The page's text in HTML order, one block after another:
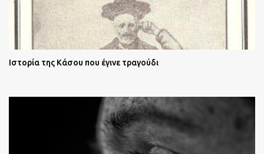
Ιστορία της Κάσου που έγινε τραγούδι